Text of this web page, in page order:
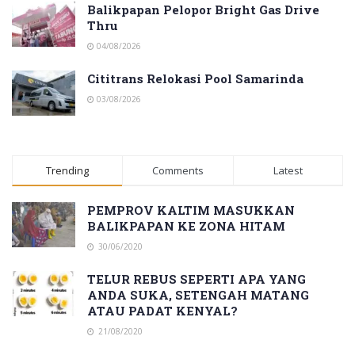
Balikpapan Pelopor Bright Gas Drive
Thru
04/08/2026
Cititrans Relokasi Pool Samarinda
03/08/2026
Trending Comments Latest
PEMPROV KALTIM MASUKKAN
BALIKPAPAN KE ZONA HITAM
30/06/2020
TELUR REBUS SEPERTI APA YANG
ANDA SUKA, SETENGAH MATANG
ATAU PADAT KENYAL?
21/08/2020